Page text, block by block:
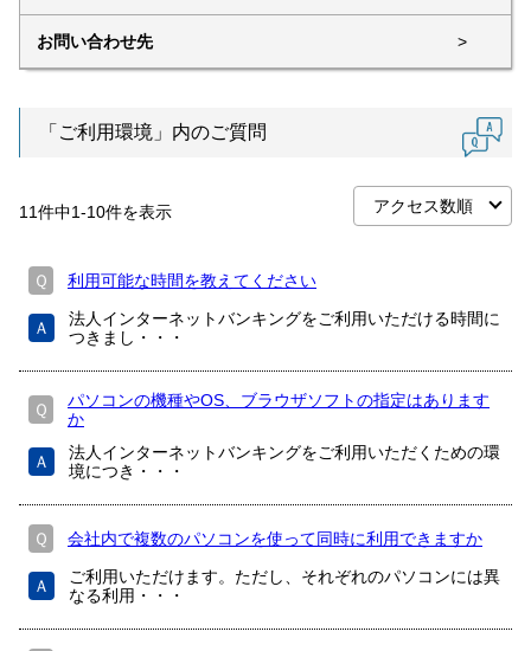
お問い合わせ先 >
「ご利用環境」内のご質問
11件中1-10件を表示
Ｑ 利用可能な時間を教えてください
Ａ
法人インターネットバンキングをご利用いただける時間に
つきまし・・・
Ｑ
パソコンの機種やOS、ブラウザソフトの指定はあります
か
Ａ
法人インターネットバンキングをご利用いただくための環
境につき・・・
Ｑ 会社内で複数のパソコンを使って同時に利用できますか
Ａ
ご利用いただけます。ただし、それぞれのパソコンには異
なる利用・・・